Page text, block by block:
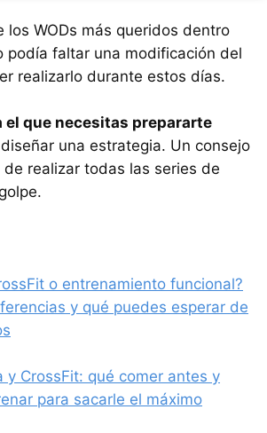
los WODs más queridos dentro
podía faltar una modificación del
realizarlo durante estos días.
el que necesitas prepararte
una estrategia. Un consejo
realizar todas las series de
o entrenamiento funcional?
y qué puedes esperar de
y CrossFit: qué comer antes y
para sacarle el máximo